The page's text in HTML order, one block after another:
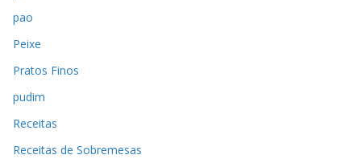
pao
Peixe
Pratos Finos
pudim
Receitas
Receitas de Sobremesas